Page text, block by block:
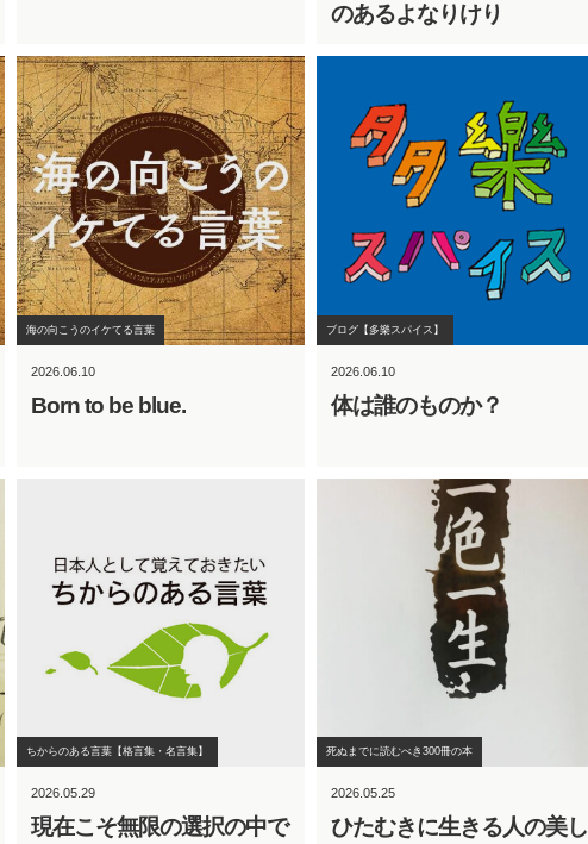
のあるよなりけり
2026.06.10
Born to be blue.
海の向こうのイケてる言葉
2026.06.10
体は誰のものか？
ブログ【多樂スパイス】
2026.05.29
現在こそ無限の選択の中で
ちからのある言葉【格言集・名言集】
2026.05.25
ひたむきに生きる人の美し
死ぬまでに読むべき300冊の本